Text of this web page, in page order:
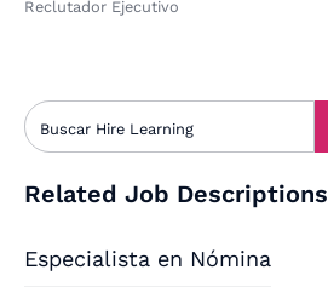
Reclutador Ejecutivo
Related Job Descriptions
Especialista en Nómina